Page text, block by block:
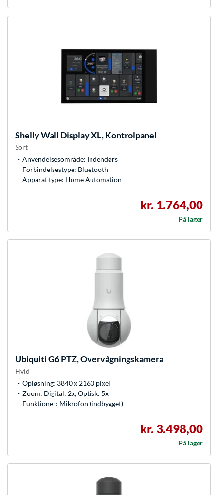
ShellyWall Display XL, Kontrolpanel
Sort
Anvendelsesområde: Indendørs
Forbindelsestype: Bluetooth
Apparat type: Home Automation
kr. 1.764,00
På lager
UbiquitiG6 PTZ, Overvågningskamera
Hvid
Opløsning: 3840 x 2160 pixel
Zoom: Digital: 2x, Optisk: 5x
Funktioner: Mikrofon (indbygget)
kr. 3.498,00
På lager